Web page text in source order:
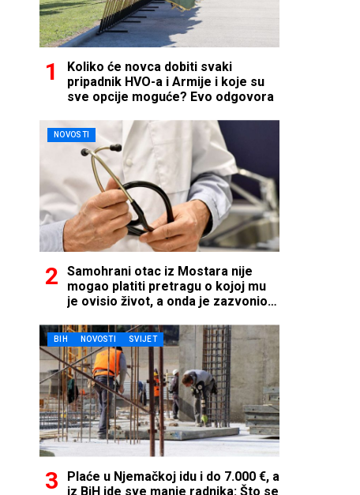
Koliko će novca dobiti svaki
pripadnik HVO-a i Armije i koje su
sve opcije moguće? Evo odgovora
NOVOSTI
Samohrani otac iz Mostara nije
mogao platiti pretragu o kojoj mu
je ovisio život, a onda je zazvonio
BIH NOVOSTI SVIJET
Plaće u Njemačkoj idu i do 7.000 €, a
iz BiH ide sve manje radnika: Što se